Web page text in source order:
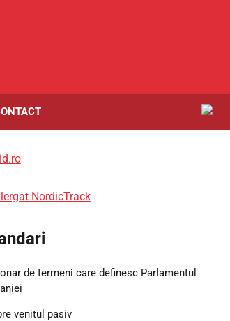
NordicTrack
de termeni care definesc Parlamentul
venitul pasiv